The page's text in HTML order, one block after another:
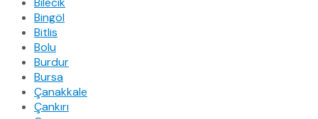
Bingöl
Bitlis
Bolu
Burdur
Bursa
Çanakkale
Çankırı